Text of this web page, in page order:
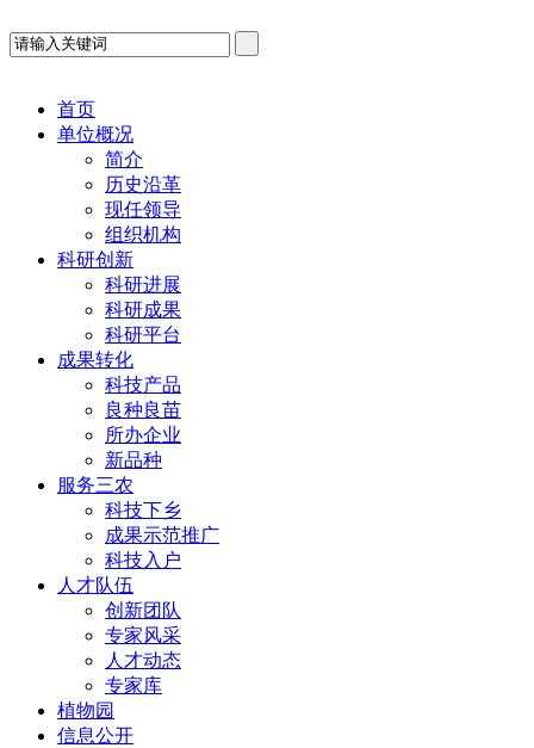
首页
单位概况
简介
历史沿革
现任领导
组织机构
科研创新
科研进展
科研成果
科研平台
成果转化
科技产品
良种良苗
所办企业
新品种
服务三农
科技下乡
成果示范推广
科技入户
人才队伍
创新团队
专家风采
人才动态
专家库
植物园
信息公开